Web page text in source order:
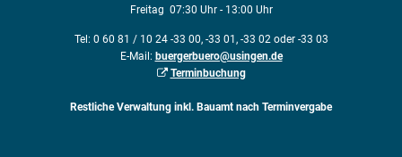
Freitag 07:30 Uhr - 13:00 Uhr
Tel: 0 60 81 / 10 24 -33 00, -33 01, -33 02 oder -33 03
E-Mail: buergerbuero@usingen.de
Terminbuchung
Restliche Verwaltung inkl. Bauamt nach Terminvergabe